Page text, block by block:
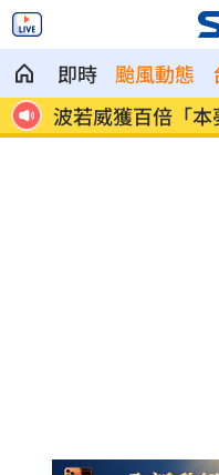
即時 颱風動態
薪
波若威獲百倍「
說